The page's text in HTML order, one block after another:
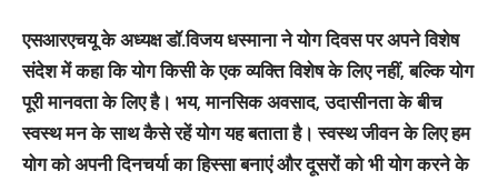
एसआरएचयू के अध्यक्ष डॉ.विजय धस्माना ने योग दिवस पर अपने विशेष
संदेश में कहा कि योग किसी के एक व्यक्ति विशेष के लिए नहीं, बल्कि योग
पूरी मानवता के लिए है। भय, मानसिक अवसाद, उदासीनता के बीच
स्वस्थ मन के साथ कैसे रहें योग यह बताता है। स्वस्थ जीवन के लिए हम
योग को अपनी दिनचर्या का हिस्सा बनाएं और दूसरों को भी योग करने के